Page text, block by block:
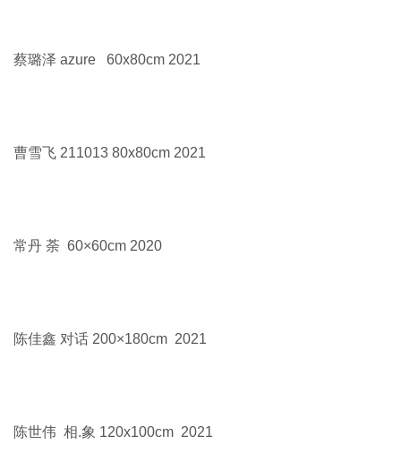
蔡璐泽 azure 60x80cm 2021
曹雪飞 211013 80x80cm 2021
常丹 荼 60×60cm 2020
陈佳鑫 对话 200×180cm 2021
陈世伟 相.象 120x100cm 2021